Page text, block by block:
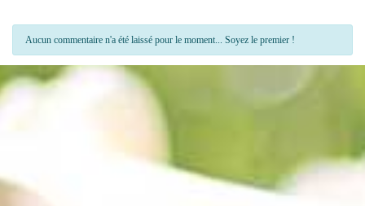
Aucun commentaire n'a été laissé pour le moment... Soyez le premier !